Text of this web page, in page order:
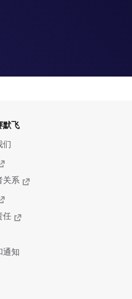
默飞
们
关系
任
通知